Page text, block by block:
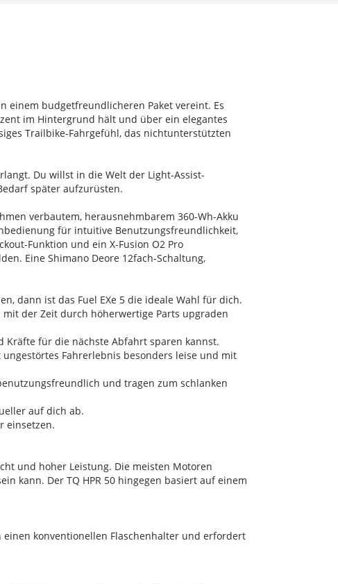
einem budgetfreundlicheren Paket vereint. Es
im Hintergrund hält und über ein elegantes
Trailbike-Fahrgefühl, das nichtunterstützten
Du willst in die Welt der Light-Assist-
später aufzurüsten.
verbautem, herausnehmbarem 360-Wh-Akku
für intuitive Benutzungsfreundlichkeit,
Funktion und ein X-Fusion O2 Pro
Eine Shimano Deore 12fach-Schaltung,
dann ist das Fuel EXe 5 die ideale Wahl für dich.
der Zeit durch höherwertige Parts upgraden
Kräfte für die nächste Abfahrt sparen kannst.
Fahrerlebnis besonders leise und mit
und tragen zum schlanken
auf dich ab.
einsetzen.
und hoher Leistung. Die meisten Motoren
kann. Der TQ HPR 50 hingegen basiert auf einem
einen konventionellen Flaschenhalter und erfordert